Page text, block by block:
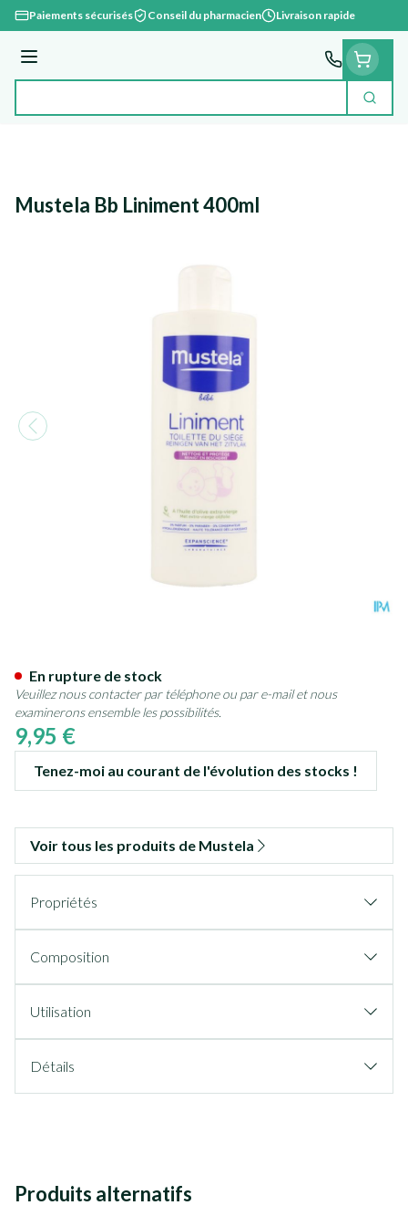
Aller au contenu
Paiements sécurisés Conseil du pharmacien Livraison rapide
Menu
Mustela Bb Liniment 400ml
9,95 €
Tenez-moi au courant de l'évolution des stocks !
En rupture de stock
Veuillez nous contacter par téléphone ou par e-mail et nous
examinerons ensemble les possibilités.
Voir tous les produits de Mustela
Propriétés
Composition
Utilisation
Détails
Produits alternatifs